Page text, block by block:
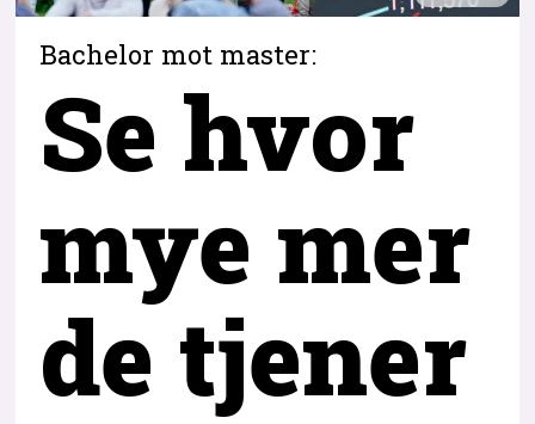
Bachelor mot master:
Se hvor
mye mer
de tjener